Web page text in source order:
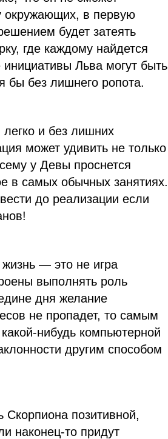
окружающих, в первую
будет затеять
где каждому найдется
Льва могут быть
бы без лишнего ропота.
и без лишних
может удивить не только
у Девы проснется
в самых обычных занятиях.
до реализации если
жизнь — это не игра
выполнять роль
дня желание
не пропадет, то самым
нибудь компьютерной
другим способом
позитивной,
наконец-то придут